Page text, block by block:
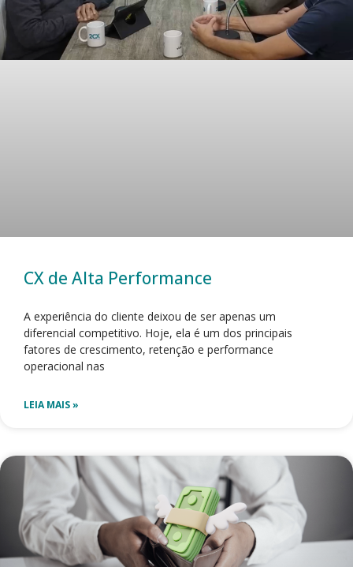
CX de Alta Performance
A experiência do cliente deixou de ser apenas um
diferencial competitivo. Hoje, ela é um dos principais
fatores de crescimento, retenção e performance
operacional nas
LEIA MAIS »